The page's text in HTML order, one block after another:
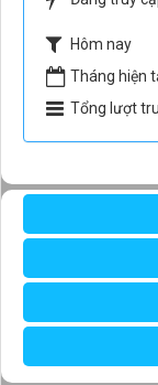
Hôm nay
Tháng hiện
Tổng lượt